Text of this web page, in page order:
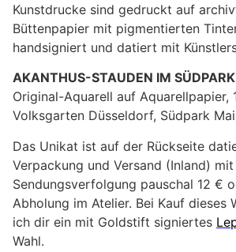
Kunstdrucke sind gedruckt auf
Büttenpapier mit pigmentierten
handsigniert und datiert mit
AKANTHUS-STAUDEN IM SÜDPARK
Original-Aquarell auf Aquarellpapier,
Volksgarten Düsseldorf, Südpark
Das Unikat ist auf der Rückseite
Verpackung und Versand (Inland) mit
Sendungsverfolgung pauschal 12 €
Abholung im Atelier. Bei Kauf dieses
ich dir ein mit Goldstift signiertes
Wahl.